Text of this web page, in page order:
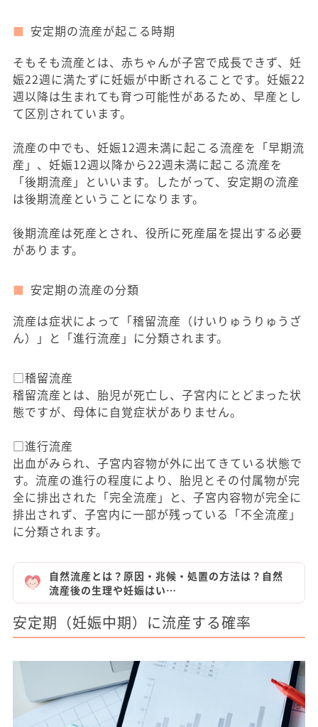
安定期の流産が起こる時期
そもそも流産とは、赤ちゃんが子宮で成長できず、妊
娠22週に満たずに妊娠が中断されることです。妊娠22
週以降は生まれても育つ可能性があるため、早産とし
て区別されています。
流産の中でも、妊娠12週未満に起こる流産を「早期流
産」、妊娠12週以降から22週未満に起こる流産を
「後期流産」といいます。したがって、安定期の流産
は後期流産ということになります。
後期流産は死産とされ、役所に死産届を提出する必要
があります。
安定期の流産の分類
流産は症状によって「稽留流産（けいりゅうりゅうざ
ん）」と「進行流産」に分類されます。
□稽留流産
稽留流産とは、胎児が死亡し、子宮内にとどまった状
態ですが、母体に自覚症状がありません。
□進行流産
出血がみられ、子宮内容物が外に出てきている状態で
す。流産の進行の程度により、胎児とその付属物が完
全に排出された「完全流産」と、子宮内容物が完全に
排出されず、子宮内に一部が残っている「不全流産」
に分類されます。
自然流産とは？原因・兆候・処置の方法は？自然
流産後の生理や妊娠はい…
安定期（妊娠中期）に流産する確率